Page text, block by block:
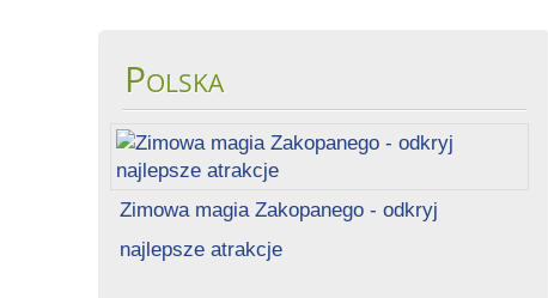
Polska
Zimowa magia Zakopanego - odkryj
najlepsze atrakcje